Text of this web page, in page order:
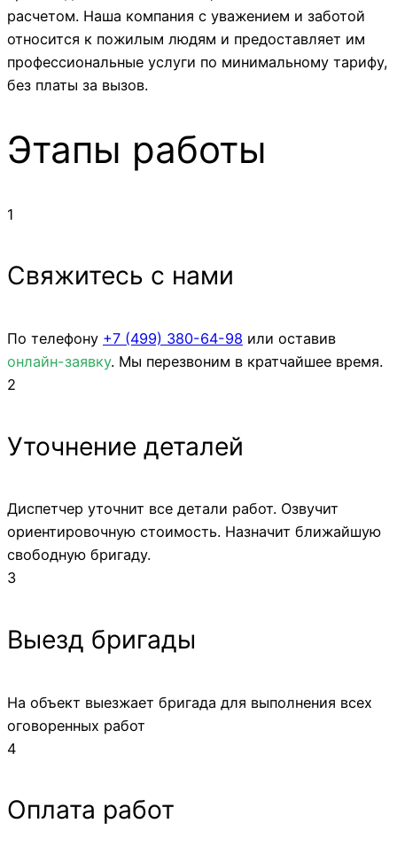
расчетом. Наша компания с уважением и заботой
относится к пожилым людям и предоставляет им
профессиональные услуги по минимальному тарифу,
без платы за вызов.
Этапы работы
1
Свяжитесь с нами
По телефону +7 (499) 380-64-98 или оставив
онлайн-заявку. Мы перезвоним в кратчайшее время.
2
Уточнение деталей
Диспетчер уточнит все детали работ. Озвучит
ориентировочную стоимость. Назначит ближайшую
свободную бригаду.
3
Выезд бригады
На объект выезжает бригада для выполнения всех
оговоренных работ
4
Оплата работ